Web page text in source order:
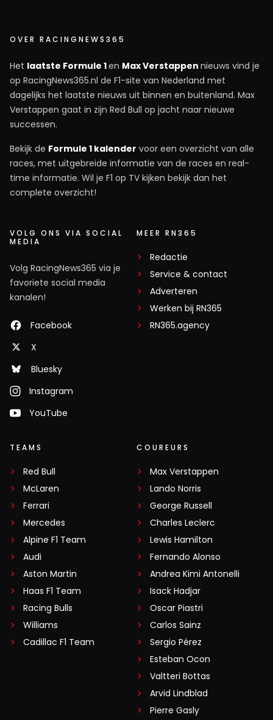
OVER RACINGNEWS365
Het laatste Formule 1en Max Verstappen nieuws vind je
op RacingNews365.nl de F1-site van Nederland met
dagelijks het laatste nieuws uit binnen en buitenland. Max
Verstappen gaat in zijn Red Bull op jacht naar nieuwe
successen.
Bekijk de Formule 1 kalender voor een overzicht van alle
races, met uitgebreide informatie van de races en real-
time informatie. Wil je F1 op TV kijken bekijk dan het
complete overzicht!
VOLG ONS VIA SOCIAL
MEDIA
Volg RacingNews365 via je
favoriete social media
kanalen!
Facebook
X
Bluesky
Instagram
YouTube
MEER RN365
Redactie
Service & contact
Adverteren
Werken bij RN365
RN365.agency
TEAMS
Red Bull
McLaren
Ferrari
Mercedes
Alpine F1 Team
Audi
Aston Martin
Haas F1 Team
Racing Bulls
Williams
Cadillac F1 Team
COUREURS
Max Verstappen
Lando Norris
George Russell
Charles Leclerc
Lewis Hamilton
Fernando Alonso
Andrea Kimi Antonelli
Isack Hadjar
Oscar Piastri
Carlos Sainz
Sergio Pérez
Esteban Ocon
Valtteri Bottas
Arvid Lindblad
Pierre Gasly